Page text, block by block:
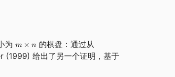
为
的棋盘：通过从
(1999) 给出了另一个证明，基于